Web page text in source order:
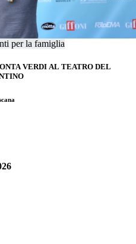
per la famiglia
VERDI AL TEATRO DEL